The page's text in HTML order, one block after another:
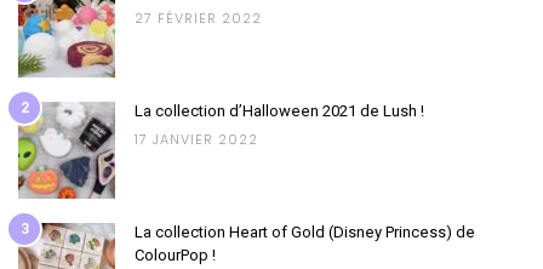
27 FÉVRIER 2022
2 La collection d’Halloween 2021 de Lush !
17 JANVIER 2022
3
La collection Heart of Gold (Disney Princess) de
ColourPop !